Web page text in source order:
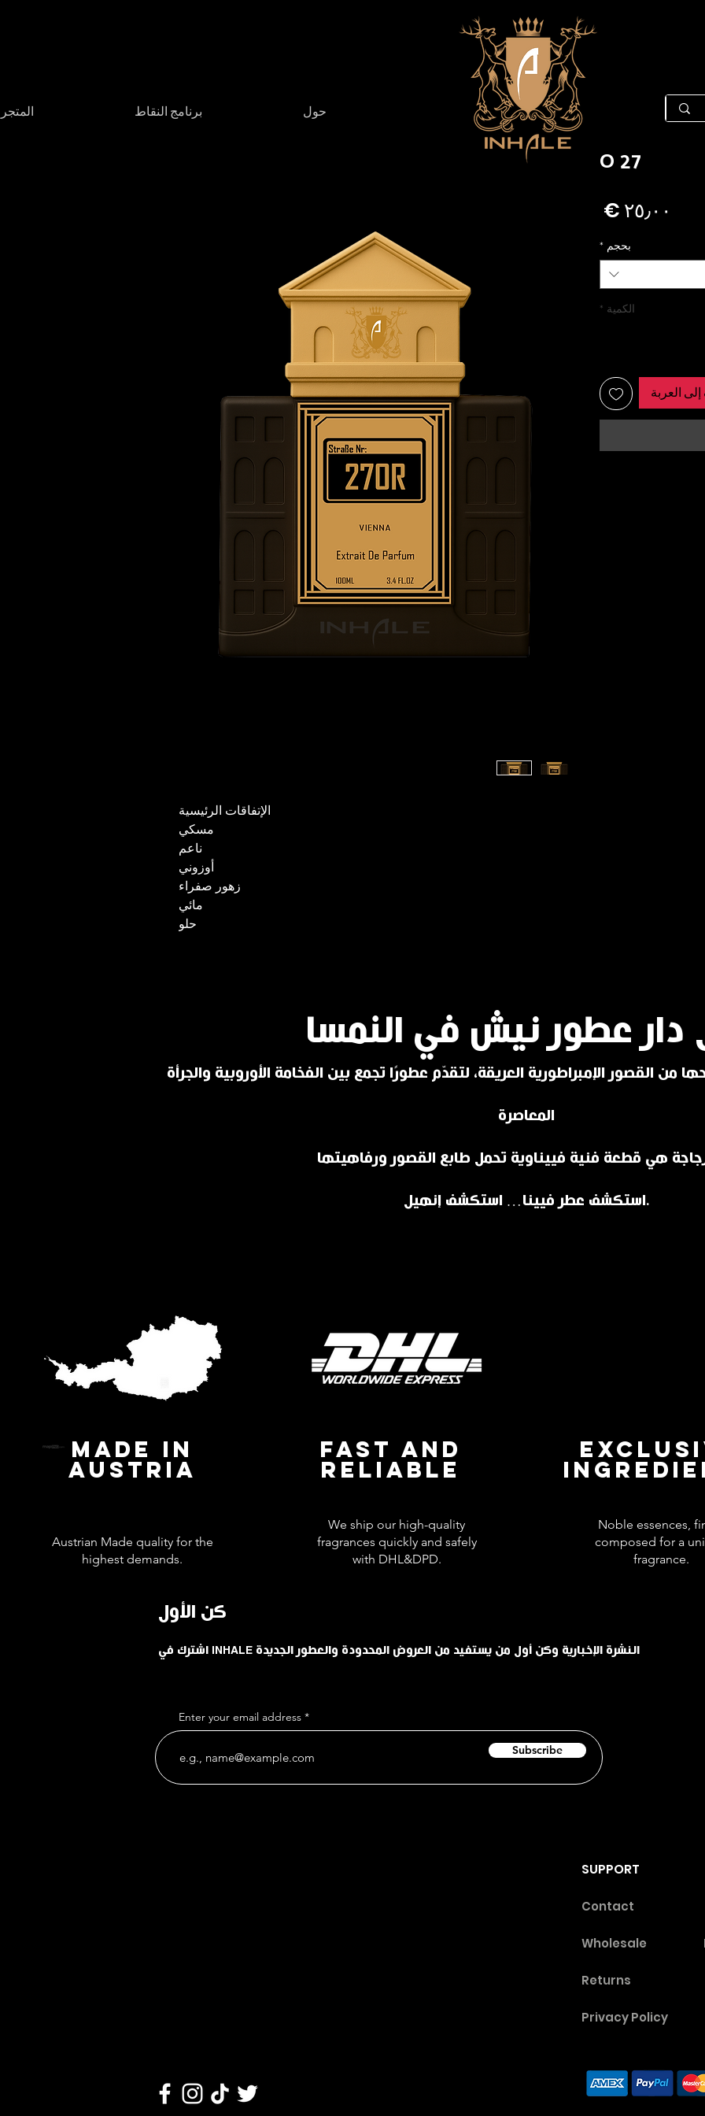
المتجر برنامج النقاط حول
الإتفاقات الرئيسية
مسكي
ناعم
أوزوني
زهور صفراء
مائي
حلو
27 O
بحجم *
الكمية *
العربة
دار عطور نيش في النمسا
من القصور الإمبراطورية العريقة، لتقدّم عطورًا تجمع بين الفخامة الأوروبية والجرأة
المعاصرة
استكشف عطر فيينا… استكشف إنهيل.
MADE IN
AUSTRIA
Austrian Made quality for the
highest demands.
FAST AND
RELIABLE
We ship our high-quality
fragrances quickly and safely
with DHL&DPD.
Noble essences,
composed for a
fragrance.
كن الأول
اشترك في INHALE النشرة الإخبارية وكن أول من يستفيد من العروض المحدودة والعطور الجديدة
Enter your email address
Subscribe
SUPPORT
Contact
Wholesale
Returns
Privacy Policy